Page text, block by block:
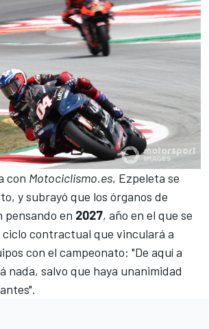
con Motociclismo.es, Ezpeleta se
y subrayó que los órganos de
pensando en 2027, año en el que se
contractual que vinculará a
con el campeonato: "De aquí a
nada, salvo que haya unanimidad